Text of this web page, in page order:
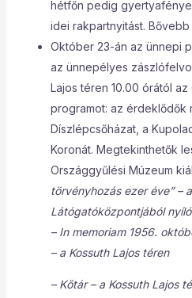
hétfőn pedig
idei rakpartnyitást.
Október 23-án az ünnepi
az ünnepélyes
Lajos téren 10.00 órától
programot: az érdeklődők
Díszlépcsőházat, a
Koronát. Megtekinthetők
Országgyűlési Múzeum
törvényhozás ezer éve” –
Látógatóközpontjából
– In memoriam 1956.
– a Kossuth Lajos téren
– Kőtár – a Kossuth Lajos